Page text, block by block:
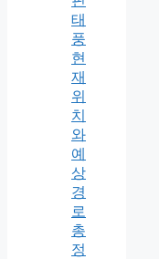
태
풍
현
재
위
치
와
예
상
경
로
총
정